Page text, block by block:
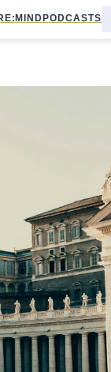
PODCASTS